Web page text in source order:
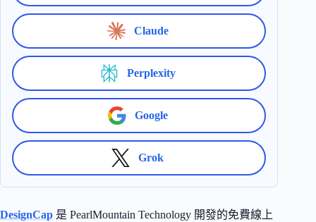
Claude
Perplexity
Google
Grok
DesignCap 是 PearlMountain Technology 開發的免費線上